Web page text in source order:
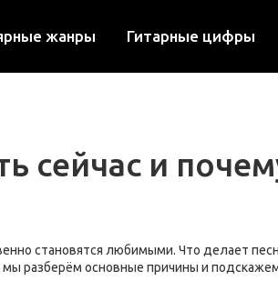
жанры Гитарные цифры
сейчас и
становятся любимыми. Что делает
разберём основные причины и